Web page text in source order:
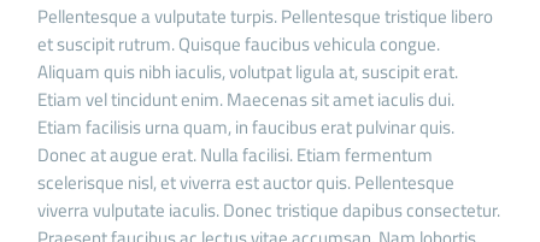
Pellentesque a vulputate turpis. Pellentesque tristique libero
et suscipit rutrum. Quisque faucibus vehicula congue.
Aliquam quis nibh iaculis, volutpat ligula at, suscipit erat.
Etiam vel tincidunt enim. Maecenas sit amet iaculis dui.
Etiam facilisis urna quam, in faucibus erat pulvinar quis.
Donec at augue erat. Nulla facilisi. Etiam fermentum
scelerisque nisl, et viverra est auctor quis. Pellentesque
viverra vulputate iaculis. Donec tristique dapibus consectetur.